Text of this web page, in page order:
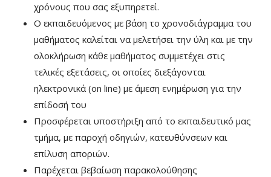
χρόνους που σας εξυπηρετεί.
Ο εκπαιδευόμενος με βάση το χρονοδιάγραμμα του
μαθήματος καλείται να μελετήσει την ύλη και με την
ολοκλήρωση κάθε μαθήματος συμμετέχει στις
τελικές εξετάσεις, οι οποίες διεξάγονται
ηλεκτρονικά (on line) με άμεση ενημέρωση για την
επίδοσή του
Προσφέρεται υποστήριξη από το εκπαιδευτικό μας
τμήμα, με παροχή οδηγιών, κατευθύνσεων και
επίλυση αποριών.
Παρέχεται βεβαίωση παρακολούθησης